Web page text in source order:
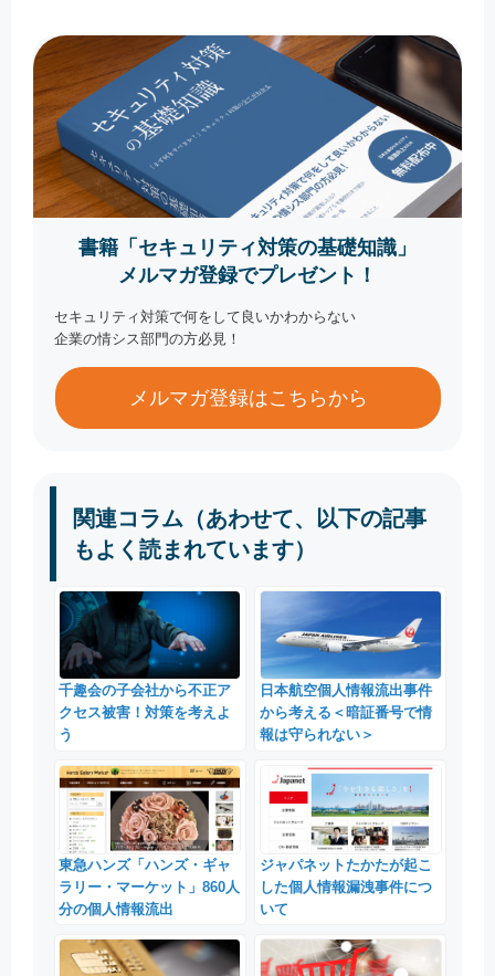
書籍「セキュリティ対策の基礎知識」
メルマガ登録でプレゼント！
セキュリティ対策で何をして良いかわからない
企業の情シス部門の方必見！
メルマガ登録はこちらから
関連コラム（あわせて、以下の記事
もよく読まれています）
千趣会の子会社から不正ア
クセス被害！対策を考えよ
う
日本航空個人情報流出事件
から考える＜暗証番号で情
報は守られない＞
東急ハンズ「ハンズ・ギャ
ラリー・マーケット」860人
分の個人情報流出
ジャパネットたかたが起こ
した個人情報漏洩事件につ
いて